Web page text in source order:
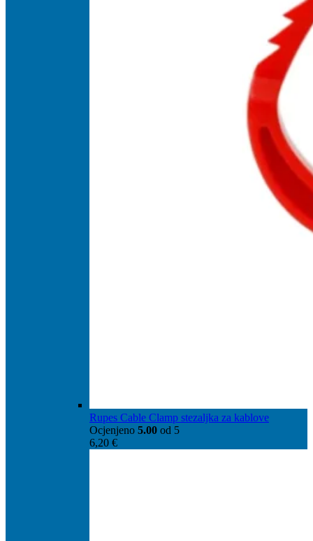
Rupes Cable Clamp stezaljka za kablove
Ocjenjeno 5.00 od 5
6,20 €